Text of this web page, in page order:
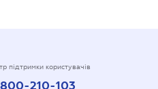
підтримки користувачів
210-103